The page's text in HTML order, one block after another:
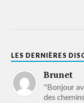
LES DERNIÈRES
Brunet
"Bonjour
des